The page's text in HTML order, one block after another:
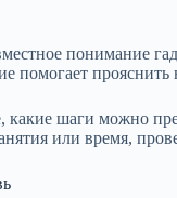
понимание
прояснить
какие шаги можно
или время,